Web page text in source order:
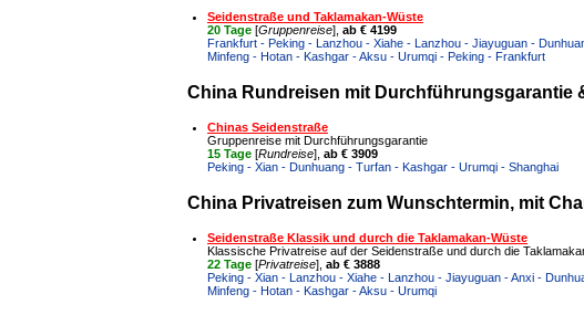
Seidenstraße und Taklamakan-Wüste
20 Tage [Gruppenreise], ab € 4199
Frankfurt - Peking - Lanzhou - Xiahe - Lanzhou - Jiayuguan -
Minfeng - Hotan - Kashgar - Aksu - Urumqi - Peking - Frankfurt
China Rundreisen mit Durchführungsgarantie
Chinas Seidenstraße
Gruppenreise mit Durchführungsgarantie
15 Tage [Rundreise], ab € 3909
Peking - Xian - Dunhuang - Turfan - Kashgar - Urumqi - Shanghai
China Privatreisen zum Wunschtermin, mit
Seidenstraße Klassik und durch die Taklamakan-Wüste
Klassische Privatreise auf der Seidenstraße und durch die
22 Tage [Privatreise], ab € 3888
Peking - Xian - Lanzhou - Xiahe - Lanzhou - Jiayuguan - Anxi -
Minfeng - Hotan - Kashgar - Aksu - Urumqi